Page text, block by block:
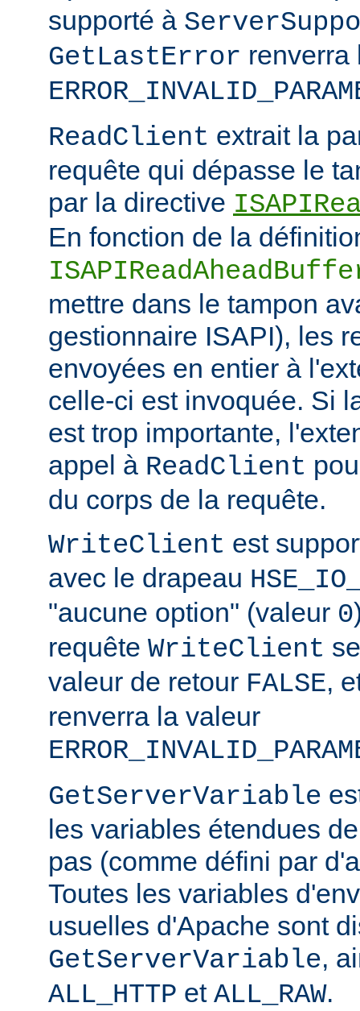
supporté à
GetLastError renverra
ReadClient extrait la
requête qui dépasse le
par la directive
En fonction de la
mettre dans le tampon
gestionnaire ISAPI), les
envoyées en entier à
celle-ci est invoquée. Si
est trop importante,
appel à ReadClient
du corps de la requête.
WriteClient est
avec le drapeau
"aucune option" (valeur 0
requête WriteClient
valeur de retour FALSE,
renverra la valeur
GetServerVariable
les variables étendues
pas (comme défini par
Toutes les variables
usuelles d'Apache sont
GetServerVariable,
ALL_HTTP et ALL_RAW.